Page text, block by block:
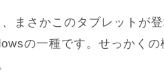
まさかこのタブレットが
の一種です。せっかくの